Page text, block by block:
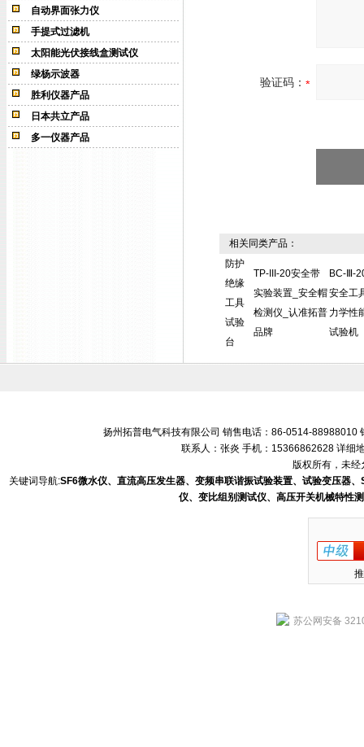
自动界面张力仪
手提式过滤机
太阳能光伏接线盒测试仪
绿杨示波器
胜利仪器产品
日本共立产品
多一仪器产品
验证码：
相关同类产品：
防护
绝缘
工具
试验
台
TP-III-20安全带
实验装置_安全帽
检测仪_认准拓普
品牌
BC-Ⅲ-
安全工
力学性
试验机
扬州拓普电气科技有限公司 销售电话：86-0514-88988010
联系人：张炎 手机：15366862628 详细
版权所有，未
关键词导航:SF6微水仪、直流高压发生器、变频串联谐振试验装置、试验变压器
仪、变比组别测试仪、高压开关机械特性
苏公网安备